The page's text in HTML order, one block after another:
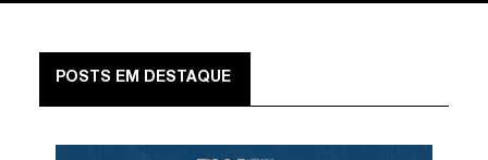
POSTS EM DESTAQUE